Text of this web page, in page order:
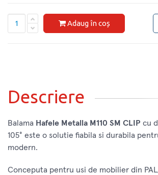
Adaug în coș
Descriere
Balama Hafele Metalla M110 SM CLIP cu
105° este o solutie fiabila si durabila
modern.
Conceputa pentru usi de mobilier din